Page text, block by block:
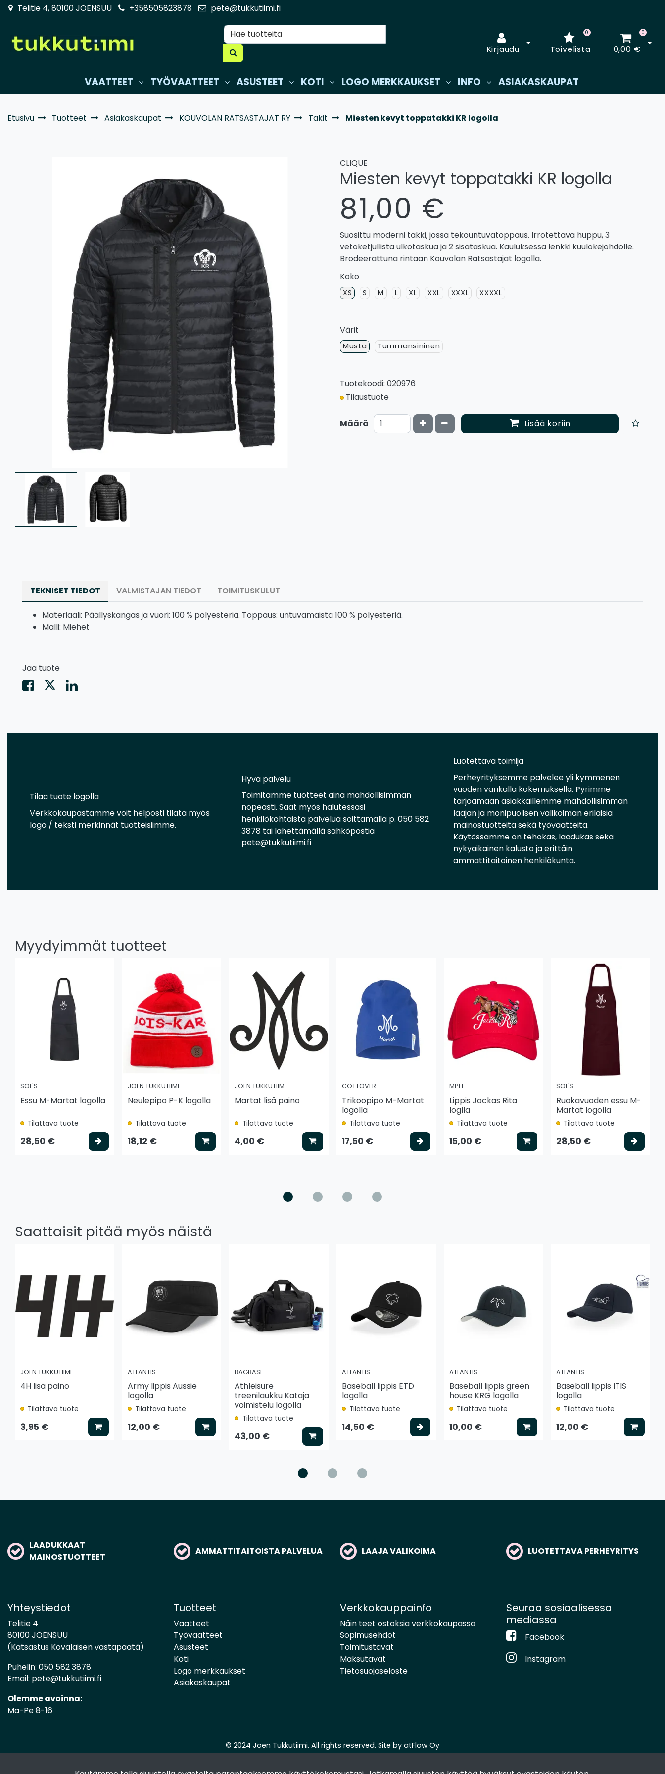
Siirry pääsisältöön
Telitie 4, 80100 JOENSUU +358505823878 pete@tukkutiimi.fi
Kirjaudu
Avaa kirjautuminen
Toivelista
0 0
0,00 €
VAATTEET TYÖVAATTEET ASUSTEET KOTI LOGO MERKKAUKSET INFO ASIAKASKAUPAT
Etusivu Tuotteet Asiakaskaupat KOUVOLAN RATSASTAJAT RY Takit Miesten kevyt toppatakki KR logolla
CLIQUE
Miesten kevyt toppatakki KR logolla
81,00 €
Suosittu moderni takki, jossa tekountuvatoppaus. Irrotettava huppu, 3
vetoketjullista ulkotaskua ja 2 sisätaskua. Kauluksessa lenkki kuulokejohdolle.
Brodeerattuna rintaan Kouvolan Ratsastajat logolla.
Koko
XS S M L XL XXL XXXL XXXXL
Värit
Musta Tummansininen
Tuotekoodi: 020976
Tilaustuote
Määrä Kasvata määrää
Vähennä määrää Lisää koriin
TEKNISET TIEDOT VALMISTAJAN TIEDOT TOIMITUSKULUT
Materiaali: Päällyskangas ja vuori: 100 % polyesteriä. Toppaus: untuvamaista 100 % polyesteriä.
Malli: Miehet
Jaa tuote
Tilaa tuote logolla
Verkkokaupastamme voit helposti tilata myös
logo / teksti merkinnät tuotteisiimme.
Hyvä palvelu
Toimitamme tuotteet aina mahdollisimman
nopeasti. Saat myös halutessasi
henkilökohtaista palvelua soittamalla p. 050 582
3878 tai lähettämällä sähköpostia
pete@tukkutiimi.fi
Luotettava toimija
Perheyrityksemme palvelee yli kymmenen
vuoden vankalla kokemuksella. Pyrimme
tarjoamaan asiakkaillemme mahdollisimman
laajan ja monipuolisen valikoiman erilaisia
mainostuotteita sekä työvaatteita.
Käytössämme on tehokas, laadukas sekä
nykyaikainen kalusto ja erittäin
ammattitaitoinen henkilökunta.
Myydyimmät tuotteet
SOL'S
Essu M-Martat logolla
Tilattava tuote
28,50 € Valitse vaihtoehto
JOEN TUKKUTIIMI
Neulepipo P-K logolla
Tilattava tuote
18,12 € Lisää koriin
JOEN TUKKUTIIMI
Martat lisä paino
Tilattava tuote
4,00 € Lisää koriin
COTTOVER
Trikoopipo M-Martat
logolla
Tilattava tuote
17,50 € Valitse vaihtoehto
MPH
Lippis Jockas Rita
loglla
Tilattava tuote
15,00 € Lisää koriin
SOL'S
Ruokavuoden essu M-
Martat logolla
Tilattava tuote
28,50 €
Saattaisit pitää myös näistä
JOEN TUKKUTIIMI
4H lisä paino
Tilattava tuote
3,95 € Lisää koriin
ATLANTIS
Army lippis Aussie
logolla
Tilattava tuote
12,00 € Lisää koriin
BAGBASE
Athleisure
treenilaukku Kataja
voimistelu logolla
Tilattava tuote
43,00 € Lisää koriin
ATLANTIS
Baseball lippis ETD
logolla
Tilattava tuote
14,50 € Valitse vaihtoehto
ATLANTIS
Baseball lippis green
house KRG logolla
Tilattava tuote
10,00 € Lisää koriin
ATLANTIS
Baseball lippis ITIS
logolla
Tilattava tuote
12,00 € Lisää
LAADUKKAAT
MAINOSTUOTTEET
AMMATTITAITOISTA PALVELUA LAAJA VALIKOIMA LUOTETTAVA PERHEYRITYS
Yhteystiedot
Telitie 4
80100 JOENSUU
(Katsastus Kovalaisen vastapäätä)
Puhelin: 050 582 3878
Email: pete@tukkutiimi.fi
Olemme avoinna:
Ma-Pe 8-16
Tuotteet
Vaatteet
Työvaatteet
Asusteet
Koti
Logo merkkaukset
Asiakaskaupat
Verkkokauppainfo
Näin teet ostoksia verkkokaupassa
Sopimusehdot
Toimitustavat
Maksutavat
Tietosuojaseloste
Seuraa sosiaalisessa
mediassa
Facebook
Instagram
© 2024 Joen Tukkutiimi. All rights reserved. Site by atFlow Oy